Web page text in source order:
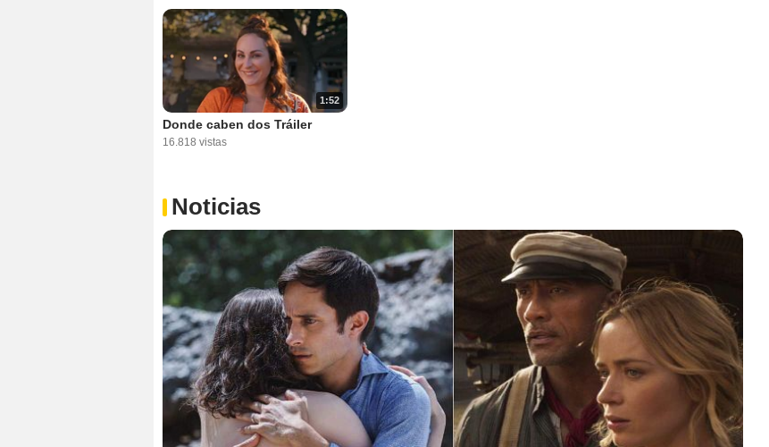
1:52
Donde caben dos Tráiler
16.818 vistas
Noticias